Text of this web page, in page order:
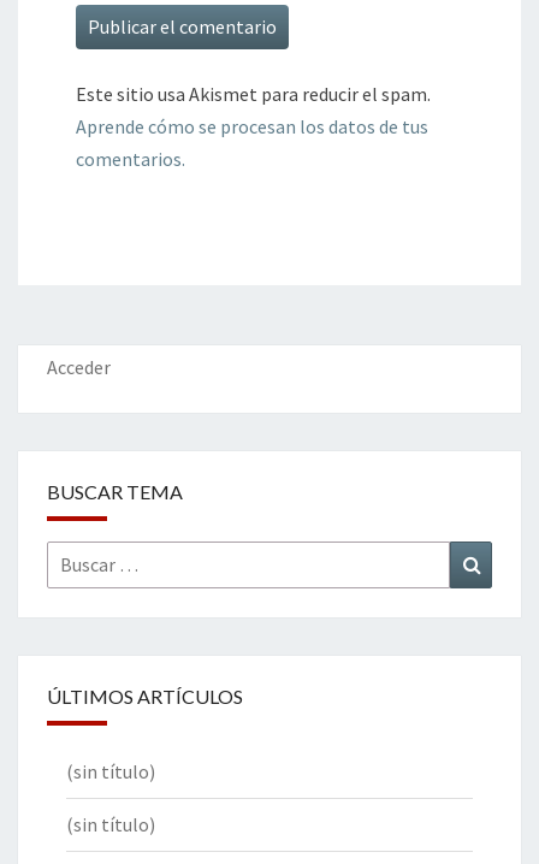
Este sitio usa Akismet para reducir el spam.
Aprende cómo se procesan los datos de tus
comentarios.
Acceder
BUSCAR TEMA
Buscar
por:
ÚLTIMOS ARTÍCULOS
(sin título)
(sin título)